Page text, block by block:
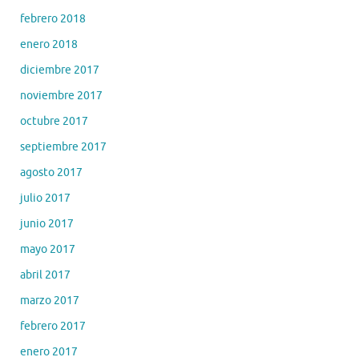
febrero 2018
enero 2018
diciembre 2017
noviembre 2017
octubre 2017
septiembre 2017
agosto 2017
julio 2017
junio 2017
mayo 2017
abril 2017
marzo 2017
febrero 2017
enero 2017